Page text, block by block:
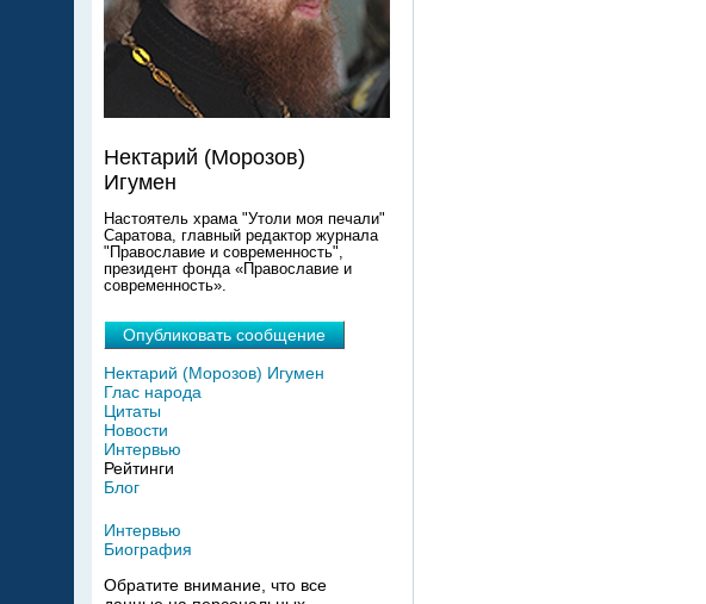
Нектарий (Морозов)
Игумен
Настоятель храма "Утоли моя печали"
Саратова, главный редактор журнала
"Православие и современность",
президент фонда «Православие и
современность».
Опубликовать сообщение
Нектарий (Морозов) Игумен
Глас народа
Цитаты
Новости
Интервью
Рейтинги
Блог
Интервью
Биография
Обратите внимание, что все